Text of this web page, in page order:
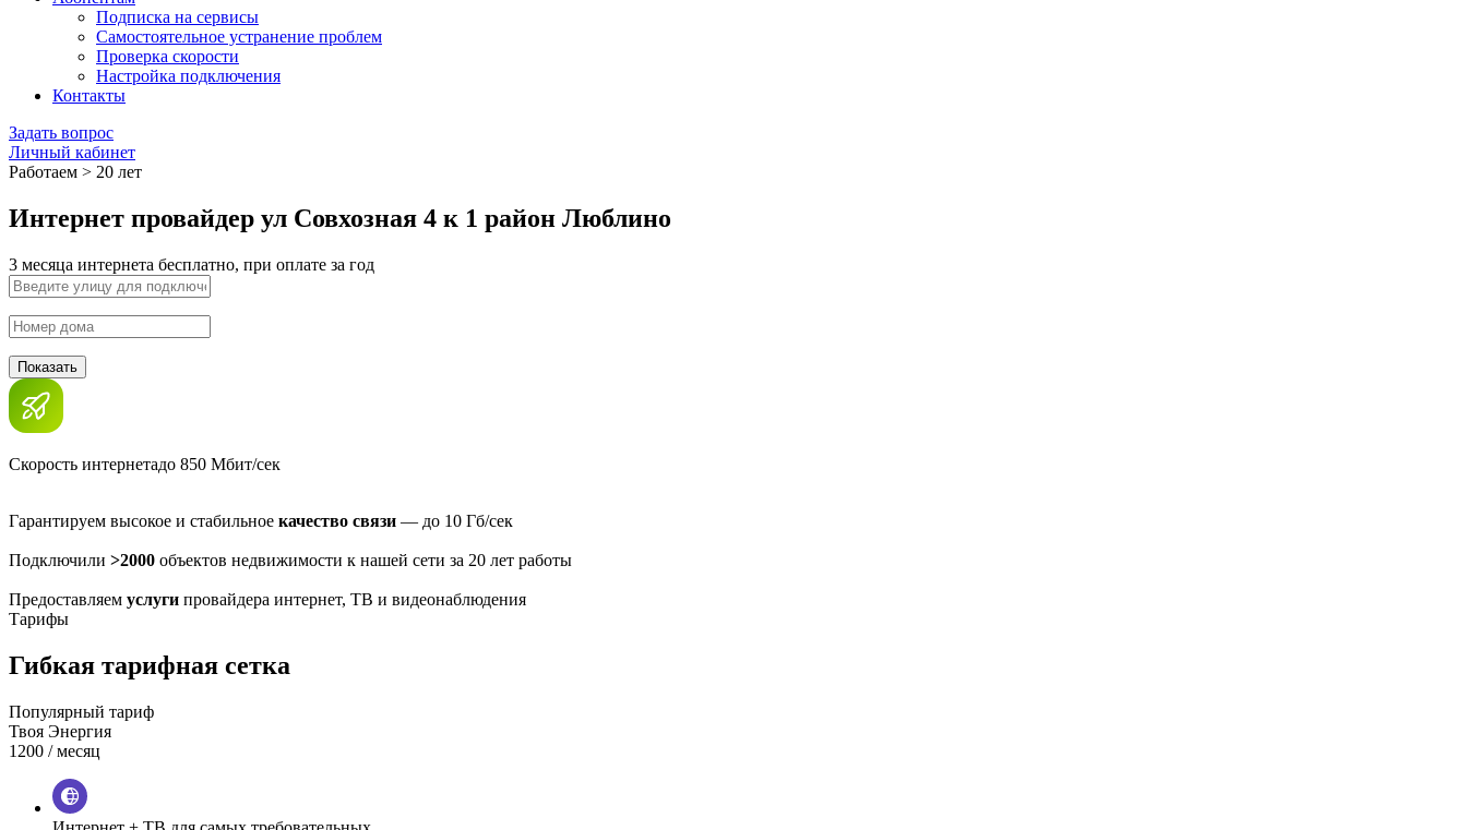
Подписка на сервисы
Самостоятельное устранение проблем
Проверка скорости
Настройка подключения
Контакты
Задать вопрос
Личный кабинет
Работаем > 20 лет
Интернет провайдер ул Совхозная 4 к 1 район Люблино
3 месяца интернета бесплатно, при оплате за год
Показать
Скорость интернетадо 850 Мбит/сек
Гарантируем высокое и стабильное качество связи — до 10 Гб/сек
Подключили >2000 объектов недвижимости к нашей сети за 20 лет работы
Предоставляем услуги провайдера интернет, ТВ и видеонаблюдения
Тарифы
Гибкая тарифная сетка
Популярный тариф
Твоя Энергия
1200 / месяц